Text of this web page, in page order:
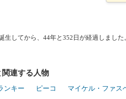
生してから、44年と352日が経過しました
関連する人物
ンキー ピーコ マイケル・ファス